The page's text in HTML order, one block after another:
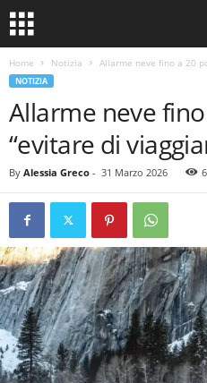
Home Notizia Allarme neve fino a 20
NOTIZIA
Allarme neve
“evitare di
By Alessia Greco - 31 Marzo 2026